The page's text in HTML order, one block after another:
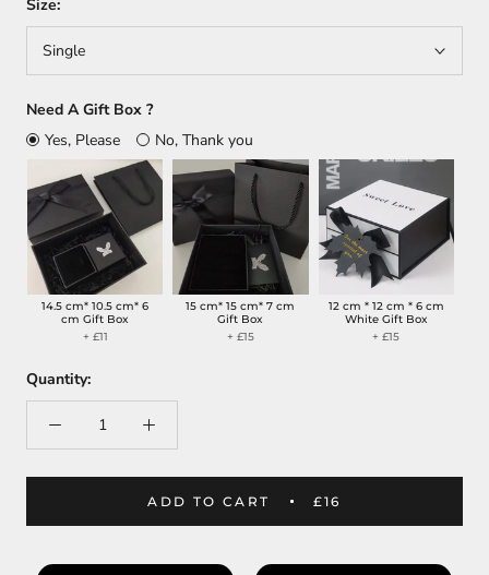
Size:
Single
Need A Gift Box ?
Yes, Please
No, Thank you
14.5 cm* 10.5 cm* 6
cm Gift Box
+ £11
15 cm* 15 cm* 7 cm
Gift Box
+ £15
12 cm * 12 cm * 6 cm
White Gift Box
+ £15
Quantity:
ADD TO CART £16